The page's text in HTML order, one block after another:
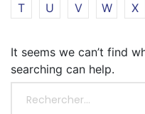
T
U V W X
It seems we can’t find
searching can help.